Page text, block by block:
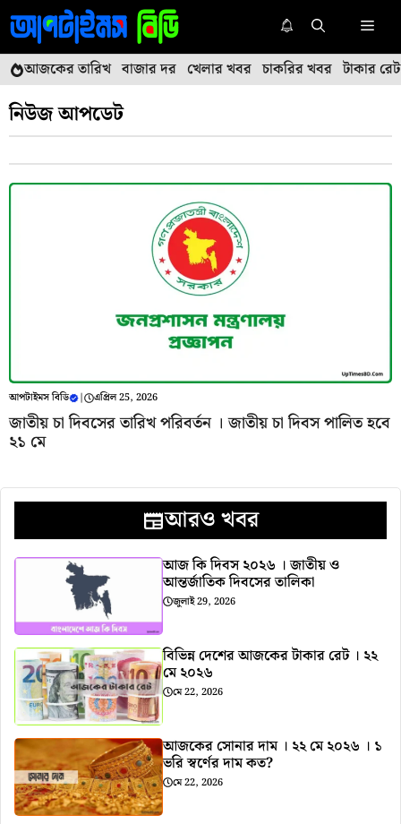
এড়িেয়
লেখায়
যান
মেনু
আজকের তারিখ বাজার দর খেলার খবর চাকরির খবর টাকার রেট
নিউজ আপডেট
আপটাইমস বিডি | এপ্রিল 25, 2026
জাতীয় চা দিবসের তারিখ পরিবর্তন । জাতীয় চা দিবস পালিত হবে
২১ মে
আরও খবর
আজ কি দিবস ২০২৬ । জাতীয় ও
আন্তর্জাতিক দিবসের তালিকা
জুলাই 29, 2026
বিভিন্ন দেশের আজকের টাকার রেট । ২২
মে ২০২৬
মে 22, 2026
আজকের সোনার দাম । ২২ মে ২০২৬ । ১
ভরি স্বর্ণের দাম কত?
মে 22, 2026